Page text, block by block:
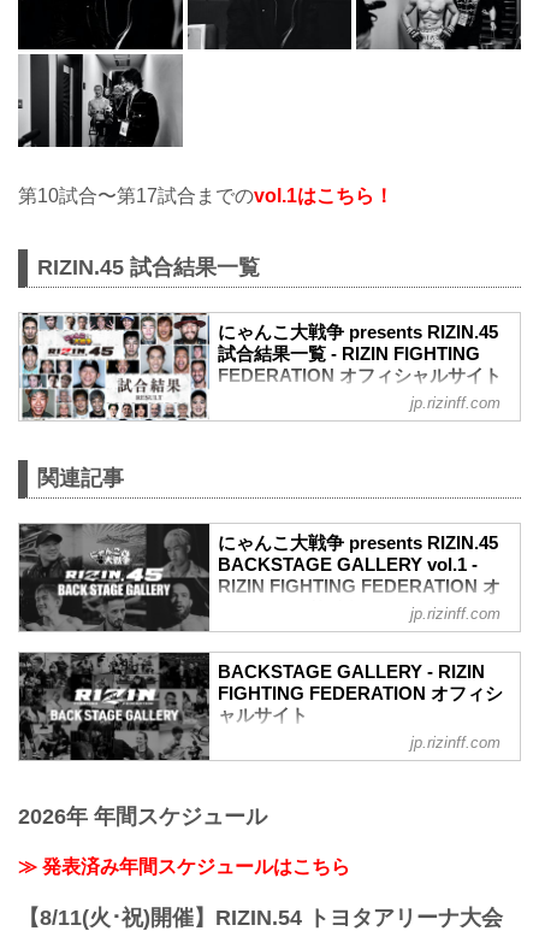
第10試合〜第17試合までのvol.1はこちら！
RIZIN.45 試合結果一覧
にゃんこ大戦争 presents RIZIN.45
試合結果一覧 - RIZIN FIGHTING
FEDERATION オフィシャルサイト
第17試合 ／フライ級タイトルマッチ 堀口
（WIN）堀口恭司 vs. 神龍誠（LOSE）
2R 3分44秒 SUB（タップアウト：リアネ
イキッドチョーク）
≫ 試合結果詳細
第16試合／バンタム級タイトルマッチ フ
アン・アーチュレッタ vs. 朝倉海
バンタム級タイトルマッチ
RIZIN MMAルール：5分 3R（61.0kg）
（LOSE）フアン・アーチュレッタ vs. 朝
倉海（WIN）
...
jp.rizinff.com
関連記事
にゃんこ大戦争 presents RIZIN.45
BACKSTAGE GALLERY vol.1 -
RIZIN FIGHTING FEDERATION オ
収めた「BACKSTAGE GALLERY」
第17試合／フライ級タイトルマッチ 堀口
恭司 vs. 神龍誠
第16試合／バンタム級タイトルマッチ フ
第15試合／クレベル・コイケ vs. 斎藤裕
11
jp.rizinff.com
BACKSTAGE GALLERY - RIZIN
FIGHTING FEDERATION オフィシ
ャルサイト
BACKSTAGE GALLERY の記事一覧 - 格
イジン ファイティング フェデレーショ
いきます。
jp.rizinff.com
2026年 年間スケジュール
≫ 発表済み年間スケジュールはこちら
【8/11(火･祝)開催】RIZIN.54 トヨタアリーナ大会